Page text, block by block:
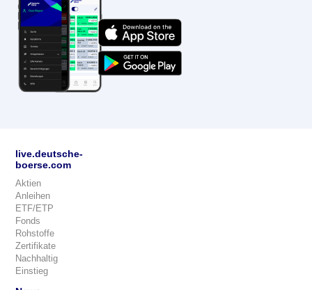
live.deutsche-
boerse.com
Aktien
Anleihen
ETF/ETP
Fonds
Rohstoffe
Zertifikate
Nachhaltig
Einstieg